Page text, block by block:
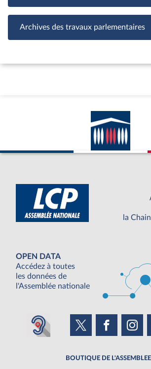
Archives des travaux parlementaires
la
OPEN DATA
Accédez à toutes
les données de
l'Assemblée nationale
BOUTIQUE DE L'ASSEMBLEE